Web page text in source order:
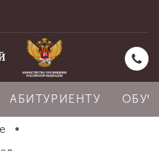
АБИТУРИЕНТУ